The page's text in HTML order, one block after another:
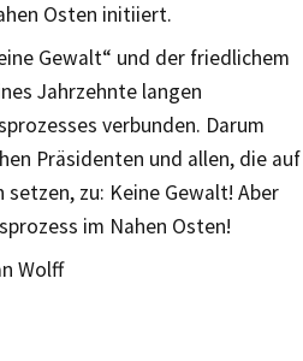
Osten initiiert.
Gewalt“ und der friedlichem
Jahrzehnte langen
verbunden. Darum
Präsidenten und allen, die auf
zu: Keine Gewalt! Aber
im Nahen Osten!
Wolff